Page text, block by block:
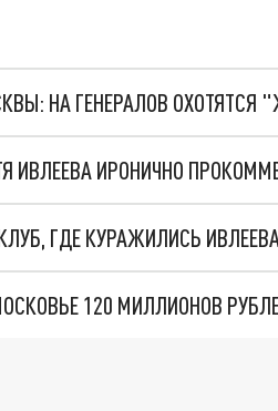
НА ГЕНЕРАЛОВ
120 МИЛЛИОНОВ